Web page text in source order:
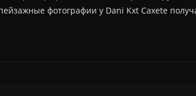
фотографии у Dani Kxt Caxete